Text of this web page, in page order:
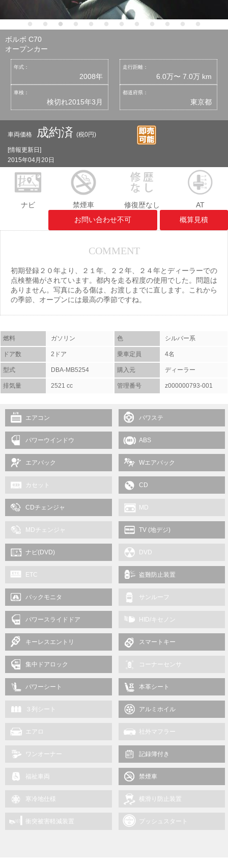
ボルボ C70
オープンカー
年式：
2008年
走行距離：
6.0万〜 7.0万 km
車検：
検切れ2015年3月
都道府県：
東京都
車両価格 成約済(税0円)
[情報更新日]
2015年04月20日
ナビ 禁煙車 修復歴なし
AT
お問い合わせ不可
概算見積
COMMENT
初期登録２０年より、２１年、２２年、２４年とディーラーでの
点検整備がされています。都内を走る程度の使用でした。問題は
ありません。写真にある傷は、お渡しまでに直します。これから
の季節、オープンには最高の季節ですね。
燃料 ガソリン 色 シルバー系
ドア数 2ドア 乗車定員 4名
型式 DBA-MB5254 購入元 ディーラー
排気量 2521 cc 管理番号 z000000793-001
エアコン パワステ
パワーウインドウ ABS
エアバック Wエアバック
カセット CD
CDチェンジャ MD
MDチェンジャ TV (地デジ)
ナビ(DVD) DVD
ETC 盗難防止装置
バックモニタ サンルーフ
パワースライドドア HID/キセノン
キーレスエントリ スマートキー
集中ドアロック コーナーセンサ
パワーシート 本革シート
３列シート アルミホイル
エアロ 社外マフラー
ワンオーナー 記録簿付き
福祉車両 禁煙車
寒冷地仕様 横滑り防止装置
衝突被害軽減装置 プッシュスタート